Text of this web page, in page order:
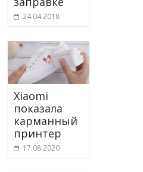
24.04.2018
Xiaomi
показала
карманный
принтер
17.08.2020